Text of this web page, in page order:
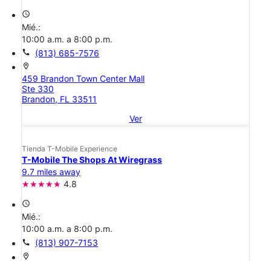
access_time
Mié.:
10:00 a.m. a 8:00 p.m.
call (813) 685-7576
location_on
459 Brandon Town Center Mall
Ste 330
Brandon, FL 33511
Ver
Tienda T-Mobile Experience
T-Mobile The Shops At Wiregrass
9.7 miles away
4.8
access_time
Mié.:
10:00 a.m. a 8:00 p.m.
call (813) 907-7153
location_on